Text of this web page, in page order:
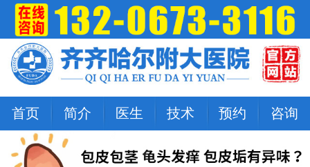
首页 简介 医生 技术 预约 咨询